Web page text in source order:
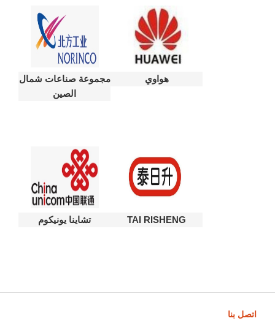
مجموعة صناعات شمال
الصين
هواوي
تشاينا يونيكوم TAI RISHENG
اتصل بنا